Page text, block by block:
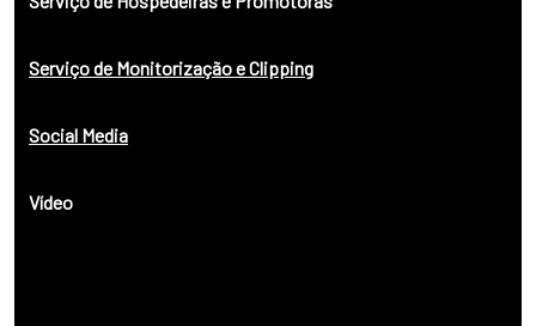
Serviço de Monitorização e Clipping
Social Media
Vídeo